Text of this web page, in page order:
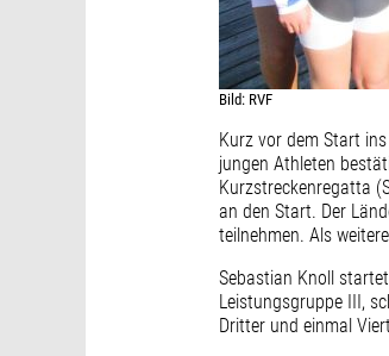
Bild: RVF
Kurz vor dem Start
jungen Athleten
Kurzstreckenregatta
an den Start. Der
teilnehmen. Als
Sebastian Knoll
Leistungsgruppe III,
Dritter und einmal